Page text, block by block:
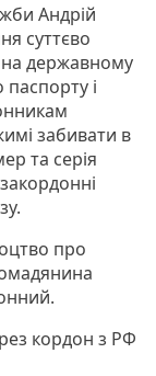
Андрій
суттєво
державному
паспорту і
забивати в
та серія
про
кордон з РФ